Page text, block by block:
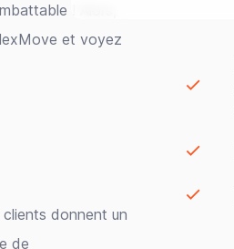
! Alors,
et voyez
donnent un
de